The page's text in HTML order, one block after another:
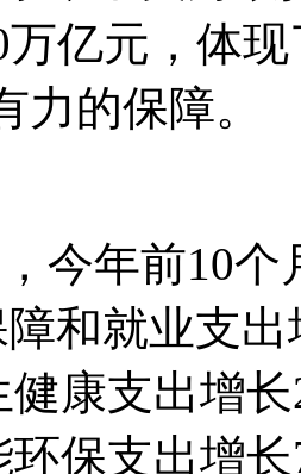
亿元，体
力的保障。
今年前10
和就业支
健康支出增
环保支出增